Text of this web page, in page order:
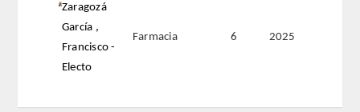
Zaragozá
García ,
Francisco -
Electo
Farmacia 6 2025